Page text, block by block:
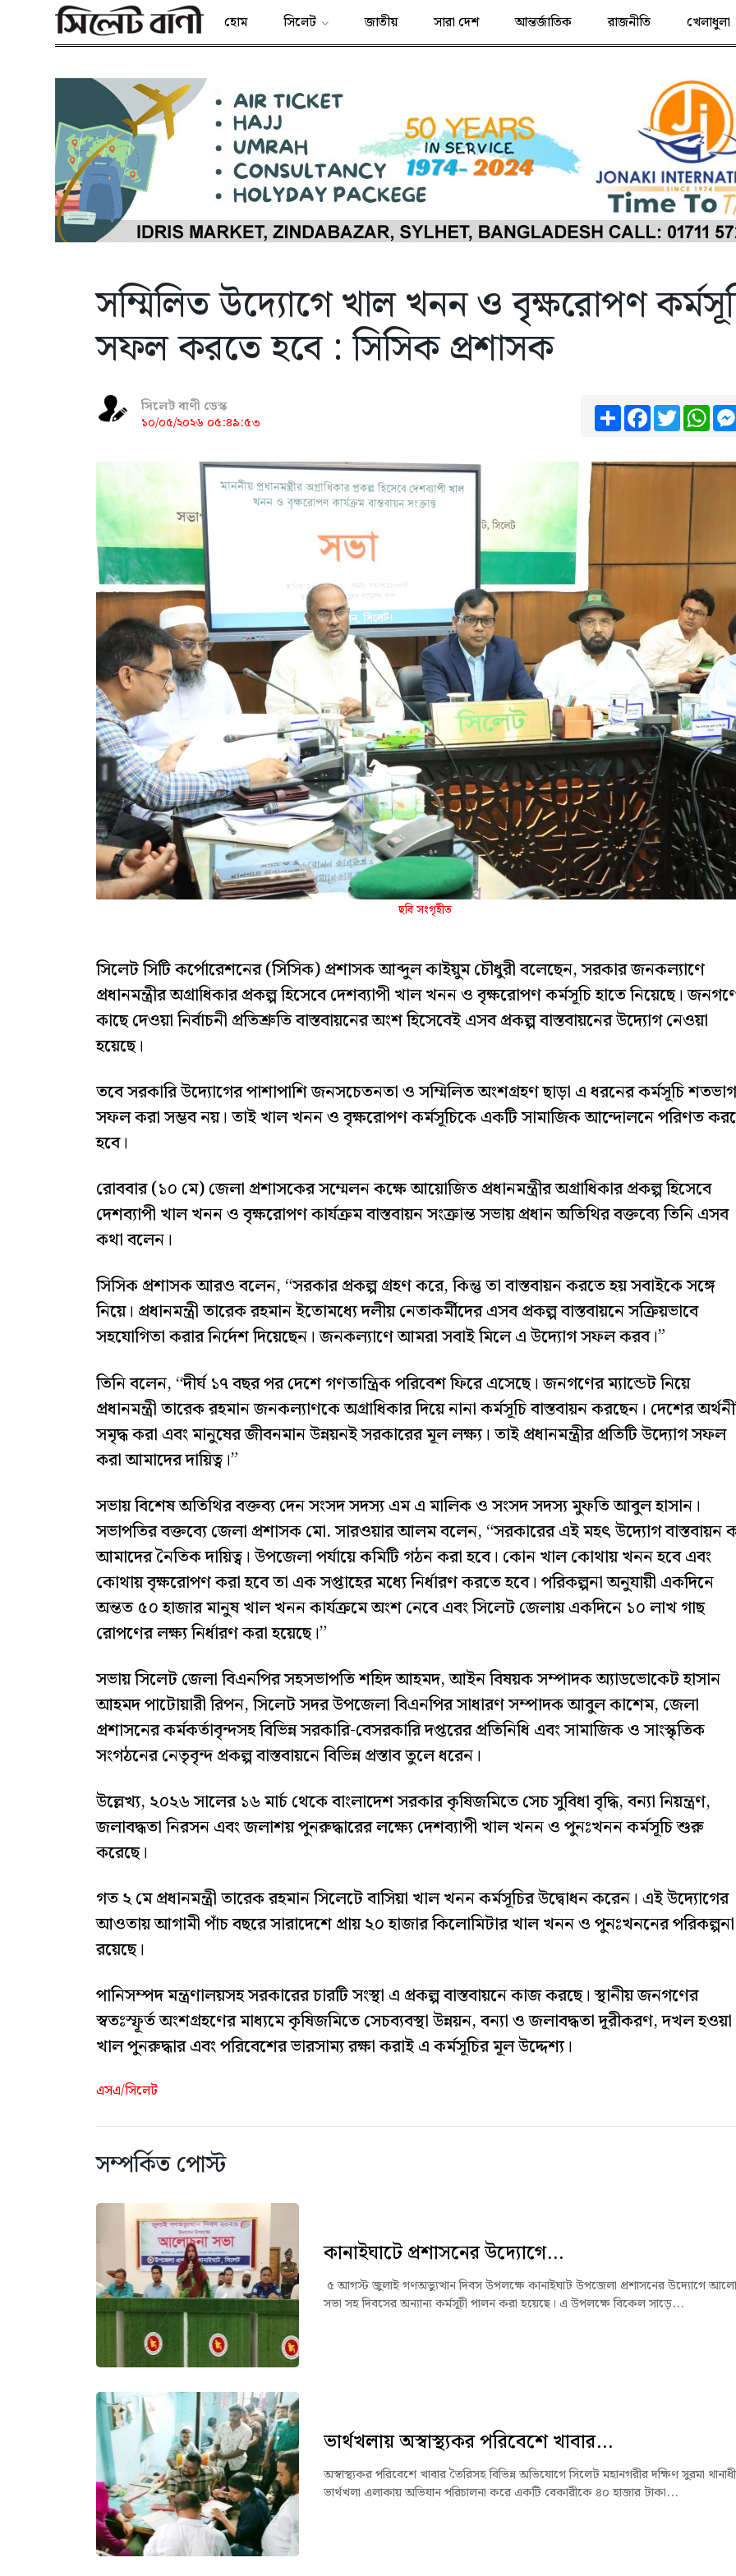
হোম সিলেট জাতীয় সারা দেশ আন্তর্জাতিক রাজনীতি খেলাধুলা
সম্মিলিত উদ্যোগে খাল খনন ও বৃক্ষরোপণ
সফল করতে হবে : সিসিক প্রশাসক
সিলেট বাণী ডেস্ক
১০/০৫/২০২৬ ০৫:৪৯:৫৩
ShareFacebook
Twitter
ছবি সংগৃহীত
সিলেট সিটি কর্পোরেশনের (সিসিক) প্রশাসক আব্দুল কাইয়ুম চৌধুরী বলেছেন, সরকার জনকল্যাণে
প্রধানমন্ত্রীর অগ্রাধিকার প্রকল্প হিসেবে দেশব্যাপী খাল খনন ও বৃক্ষরোপণ কর্মসূচি হাতে নিয়েছে।
কাছে দেওয়া নির্বাচনী প্রতিশ্রুতি বাস্তবায়নের অংশ হিসেবেই এসব প্রকল্প বাস্তবায়নের উদ্যোগ নেওয়া
হয়েছে।
তবে সরকারি উদ্যোগের পাশাপাশি জনসচেতনতা ও সম্মিলিত অংশগ্রহণ ছাড়া এ ধরনের কর্মসূচি শতভাগ
সফল করা সম্ভব নয়। তাই খাল খনন ও বৃক্ষরোপণ কর্মসূচিকে একটি সামাজিক আন্দোলনে পরিণত
হবে।
রোববার (১০ মে) জেলা প্রশাসকের সম্মেলন কক্ষে আয়োজিত প্রধানমন্ত্রীর অগ্রাধিকার প্রকল্প হিসেবে
দেশব্যাপী খাল খনন ও বৃক্ষরোপণ কার্যক্রম বাস্তবায়ন সংক্রান্ত সভায় প্রধান অতিথির বক্তব্যে তিনি এসব
কথা বলেন।
সিসিক প্রশাসক আরও বলেন, “সরকার প্রকল্প গ্রহণ করে, কিন্তু তা বাস্তবায়ন করতে হয় সবাইকে সঙ্গে
নিয়ে। প্রধানমন্ত্রী তারেক রহমান ইতোমধ্যে দলীয় নেতাকর্মীদের এসব প্রকল্প বাস্তবায়নে সক্রিয়ভাবে
সহযোগিতা করার নির্দেশ দিয়েছেন। জনকল্যাণে আমরা সবাই মিলে এ উদ্যোগ সফল করব।”
তিনি বলেন, “দীর্ঘ ১৭ বছর পর দেশে গণতান্ত্রিক পরিবেশ ফিরে এসেছে। জনগণের ম্যান্ডেট নিয়ে
প্রধানমন্ত্রী তারেক রহমান জনকল্যাণকে অগ্রাধিকার দিয়ে নানা কর্মসূচি বাস্তবায়ন করছেন। দেশের
সমৃদ্ধ করা এবং মানুষের জীবনমান উন্নয়নই সরকারের মূল লক্ষ্য। তাই প্রধানমন্ত্রীর প্রতিটি উদ্যোগ সফল
করা আমাদের দায়িত্ব।”
সভায় বিশেষ অতিথির বক্তব্য দেন সংসদ সদস্য এম এ মালিক ও সংসদ সদস্য মুফতি আবুল হাসান।
সভাপতির বক্তব্যে জেলা প্রশাসক মো. সারওয়ার আলম বলেন, “সরকারের এই মহৎ উদ্যোগ বাস্তবায়ন
আমাদের নৈতিক দায়িত্ব। উপজেলা পর্যায়ে কমিটি গঠন করা হবে। কোন খাল কোথায় খনন হবে এবং
কোথায় বৃক্ষরোপণ করা হবে তা এক সপ্তাহের মধ্যে নির্ধারণ করতে হবে। পরিকল্পনা অনুযায়ী একদিনে
অন্তত ৫০ হাজার মানুষ খাল খনন কার্যক্রমে অংশ নেবে এবং সিলেট জেলায় একদিনে ১০ লাখ গাছ
রোপণের লক্ষ্য নির্ধারণ করা হয়েছে।”
সভায় সিলেট জেলা বিএনপির সহসভাপতি শহিদ আহমদ, আইন বিষয়ক সম্পাদক অ্যাডভোকেট হাসান
আহমদ পাটোয়ারী রিপন, সিলেট সদর উপজেলা বিএনপির সাধারণ সম্পাদক আবুল কাশেম, জেলা
প্রশাসনের কর্মকর্তাবৃন্দসহ বিভিন্ন সরকারি-বেসরকারি দপ্তরের প্রতিনিধি এবং সামাজিক ও সাংস্কৃতিক
সংগঠনের নেতৃবৃন্দ প্রকল্প বাস্তবায়নে বিভিন্ন প্রস্তাব তুলে ধরেন।
উল্লেখ্য, ২০২৬ সালের ১৬ মার্চ থেকে বাংলাদেশ সরকার কৃষিজমিতে সেচ সুবিধা বৃদ্ধি, বন্যা নিয়ন্ত্রণ,
জলাবদ্ধতা নিরসন এবং জলাশয় পুনরুদ্ধারের লক্ষ্যে দেশব্যাপী খাল খনন ও পুনঃখনন কর্মসূচি শুরু
করেছে।
গত ২ মে প্রধানমন্ত্রী তারেক রহমান সিলেটে বাসিয়া খাল খনন কর্মসূচির উদ্বোধন করেন। এই উদ্যোগের
আওতায় আগামী পাঁচ বছরে সারাদেশে প্রায় ২০ হাজার কিলোমিটার খাল খনন ও পুনঃখননের পরিকল্পনা
রয়েছে।
পানিসম্পদ মন্ত্রণালয়সহ সরকারের চারটি সংস্থা এ প্রকল্প বাস্তবায়নে কাজ করছে। স্থানীয় জনগণের
স্বতঃস্ফূর্ত অংশগ্রহণের মাধ্যমে কৃষিজমিতে সেচব্যবস্থা উন্নয়ন, বন্যা ও জলাবদ্ধতা দূরীকরণ, দখল হওয়া
খাল পুনরুদ্ধার এবং পরিবেশের ভারসাম্য রক্ষা করাই এ কর্মসূচির মূল উদ্দেশ্য।
এসএ/সিলেট
সম্পর্কিত পোস্ট
কানাইঘাটে প্রশাসনের উদ্যোগে...
৫ আগস্ট জুলাই গণঅভ্যুত্থান দিবস উপলক্ষে কানাইঘাট উপজেলা প্রশাসনের উদ্যোগে
সভা সহ দিবসের অন্যান্য কর্মসূচী পালন করা হয়েছে। এ উপলক্ষে বিকেল সাড়ে...
ভার্থখলায় অস্বাস্থ্যকর পরিবেশে খাবার...
অস্বাস্থ্যকর পরিবেশে খাবার তৈরিসহ বিভিন্ন অভিযোগে সিলেট মহানগরীর দক্ষিণ সুরমা
ভার্থখলা এলাকায় অভিযান পরিচালনা করে একটি বেকারীকে ৪০ হাজার টাকা...